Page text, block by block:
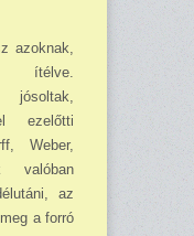
azoknak,
ítélve.
ezelőtti
Weber,
valóban
az
a forró